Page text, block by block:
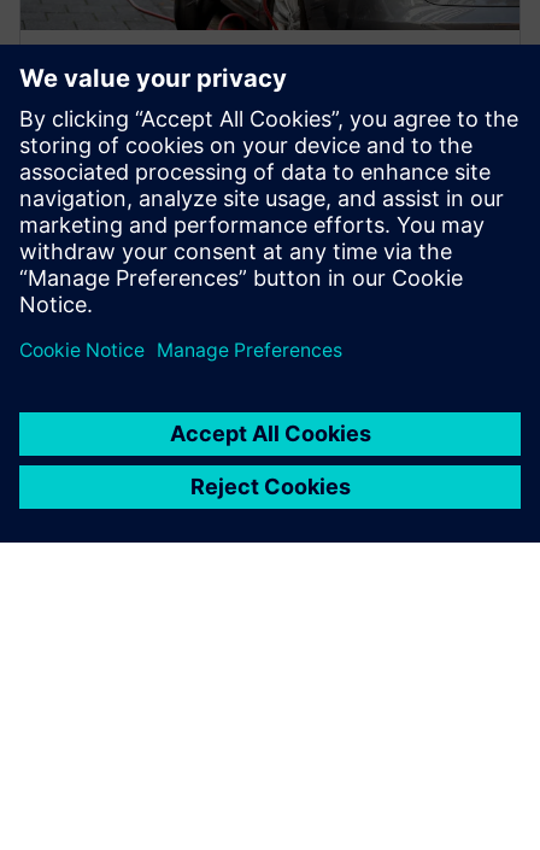
TECHNICKÝ DOKUMENT
Předpověď budoucnosti
elektrických vozidel: Zrychlení
výroby elektrických vozidel
Zjistěte více o budoucnosti elektrických vozidel a o
tom, jak může digitální dvojče zrychlit výrobu
elektrických vozidel (EV) díky virtuálnímu ...